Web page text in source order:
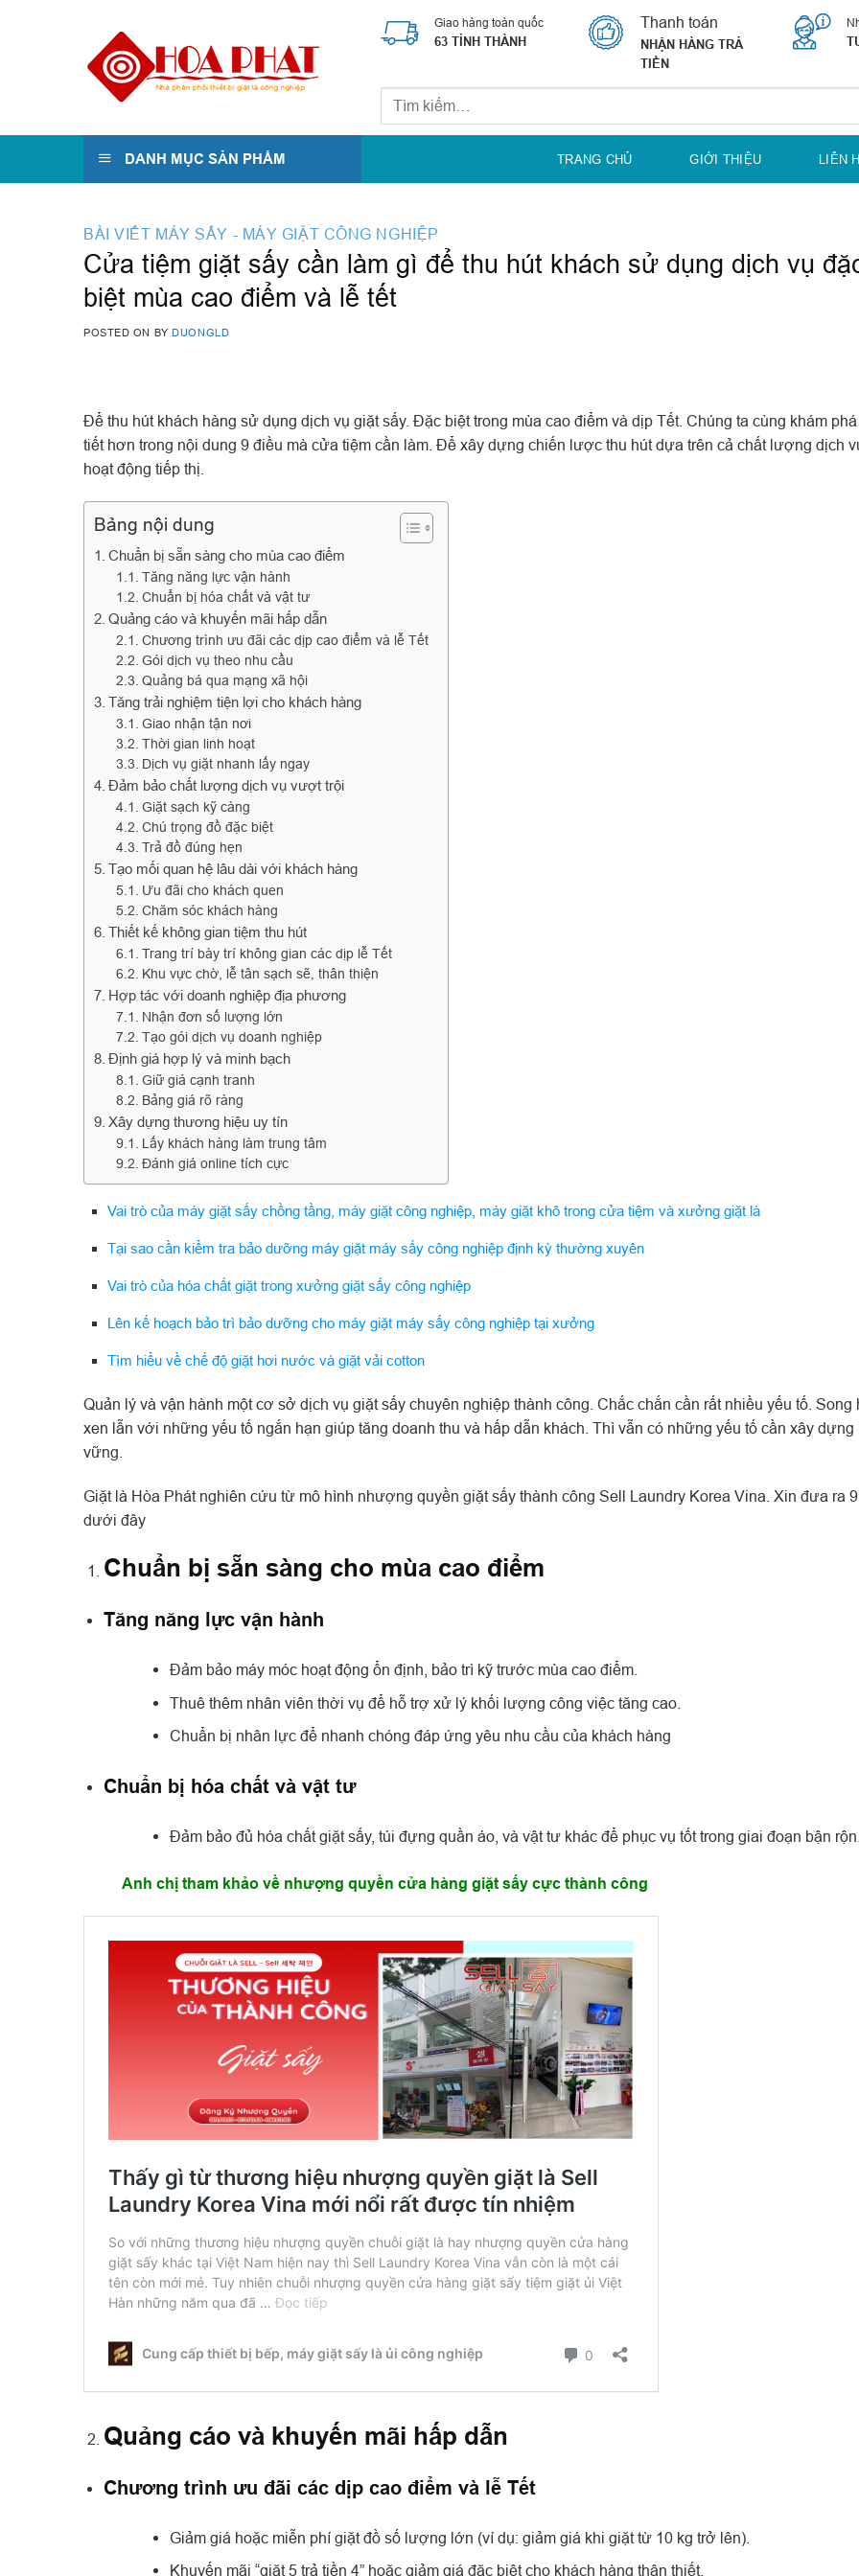
Giao hàng toàn quốc
63 TỈNH THÀNH
Thanh toán
NHẬN HÀNG TRẢ
TIỀN
Tìm
DANH MỤC SẢN PHẨM TRANG CHỦ GIỚI THIỆU LIÊN
BÀI VIẾT MÁY SẤY - MÁY GIẶT CÔNG NGHIỆP
Cửa tiệm giặt sấy cần làm gì để thu hút khách sử dụng dịch vụ
biệt mùa cao điểm và lễ tết
POSTED ON BYDUONGLD
Để thu hút khách hàng sử dụng dịch vụ giặt sấy. Đặc biệt trong mùa cao điểm và dịp Tết. Chúng ta cùng khám
tiết hơn trong nội dung 9 điều mà cửa tiệm cần làm. Để xây dựng chiến lược thu hút dựa trên cả chất lượng dịch
hoạt động tiếp thị.
Bảng nội dung
Chuẩn bị sẵn sàng cho mùa cao điểm
Tăng năng lực vận hành
Chuẩn bị hóa chất và vật tư
Quảng cáo và khuyến mãi hấp dẫn
Chương trình ưu đãi các dịp cao điểm và lễ Tết
Gói dịch vụ theo nhu cầu
Quảng bá qua mạng xã hội
Tăng trải nghiệm tiện lợi cho khách hàng
Giao nhận tận nơi
Thời gian linh hoạt
Dịch vụ giặt nhanh lấy ngay
Đảm bảo chất lượng dịch vụ vượt trội
Giặt sạch kỹ càng
Chú trọng đồ đặc biệt
Trả đồ đúng hẹn
Tạo mối quan hệ lâu dài với khách hàng
Ưu đãi cho khách quen
Chăm sóc khách hàng
Thiết kế không gian tiệm thu hút
Trang trí bày trí không gian các dịp lễ Tết
Khu vực chờ, lễ tân sạch sẽ, thân thiện
Hợp tác với doanh nghiệp địa phương
Nhận đơn số lượng lớn
Tạo gói dịch vụ doanh nghiệp
Định giá hợp lý và minh bạch
Giữ giá cạnh tranh
Bảng giá rõ ràng
Xây dựng thương hiệu uy tín
Lấy khách hàng làm trung tâm
Đánh giá online tích cực
Vai trò của máy giặt sấy chồng tầng, máy giặt công nghiệp, máy giặt khô trong cửa tiệm và xưởng giặt là
Tại sao cần kiểm tra bảo dưỡng máy giặt máy sấy công nghiệp định kỳ thường xuyên
Vai trò của hóa chất giặt trong xưởng giặt sấy công nghiệp
Lên kế hoạch bảo trì bảo dưỡng cho máy giặt máy sấy công nghiệp tại xưởng
Tìm hiểu về chế độ giặt hơi nước và giặt vải cotton
Quản lý và vận hành một cơ sở dịch vụ giặt sấy chuyên nghiệp thành công. Chắc chắn cần rất nhiều yếu tố. Song
xen lẫn với những yếu tố ngắn hạn giúp tăng doanh thu và hấp dẫn khách. Thì vẫn có những yếu tố cần xây dựng
vững.
Giặt là Hòa Phát nghiên cứu từ mô hình nhượng quyền giặt sấy thành công Sell Laundry Korea Vina. Xin đưa ra
dưới đây
Chuẩn bị sẵn sàng cho mùa cao điểm
Tăng năng lực vận hành
Đảm bảo máy móc hoạt động ổn định, bảo trì kỹ trước mùa cao điểm.
Thuê thêm nhân viên thời vụ để hỗ trợ xử lý khối lượng công việc tăng cao.
Chuẩn bị nhân lực để nhanh chóng đáp ứng yêu nhu cầu của khách hàng
Chuẩn bị hóa chất và vật tư
Đảm bảo đủ hóa chất giặt sấy, túi đựng quần áo, và vật tư khác để phục vụ tốt trong giai đoạn bận rộn.
Anh chị tham khảo về nhượng quyền cửa hàng giặt sấy cực thành công
Quảng cáo và khuyến mãi hấp dẫn
Chương trình ưu đãi các dịp cao điểm và lễ Tết
Giảm giá hoặc miễn phí giặt đồ số lượng lớn (ví dụ: giảm giá khi giặt từ 10 kg trở lên).
Khuyến mãi “giặt 5 trả tiền 4” hoặc giảm giá đặc biệt cho khách hàng thân thiết.